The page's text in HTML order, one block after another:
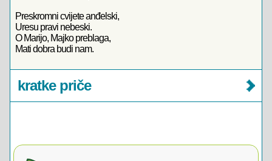
Preskromni cvijete anđelski,
Uresu pravi nebeski.
O Marijo, Majko preblaga,
Mati dobra budi nam.
kratke priče